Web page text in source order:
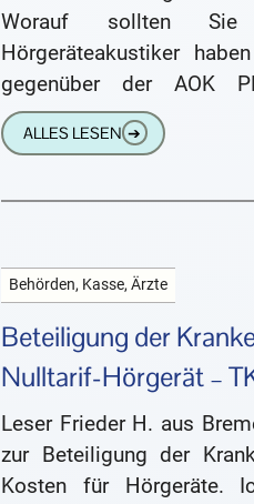
Worauf sollten
Hörgeräteakustiker
gegenüber der AOK
verschiedene
renommierter Hersteller
ALLES LESEN ➔
Behörden, Kasse, Ärzte
Beteiligung der
Nulltarif-Hörgerät –
Leser Frieder H. aus
zur Beteiligung der
Kosten für Hörgeräte.